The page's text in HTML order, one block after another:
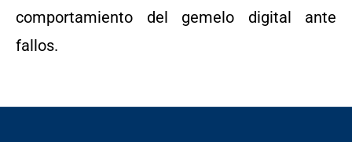
comportamiento del gemelo digital ante
fallos.